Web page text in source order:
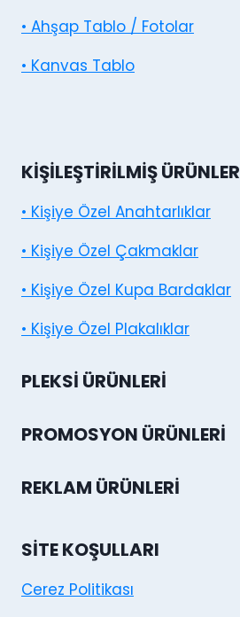
• Ahşap Tablo / Fotolar
• Kanvas Tablo
KIŞILEŞTIRILMIŞ ÜRÜNLER
• Kişiye Özel Anahtarlıklar
• Kişiye Özel Çakmaklar
• Kişiye Özel Kupa Bardaklar
• Kişiye Özel Plakalıklar
PLEKSI ÜRÜNLERI
PROMOSYON ÜRÜNLERI
REKLAM ÜRÜNLERI
SITE KOŞULLARI
Cerez Politikası